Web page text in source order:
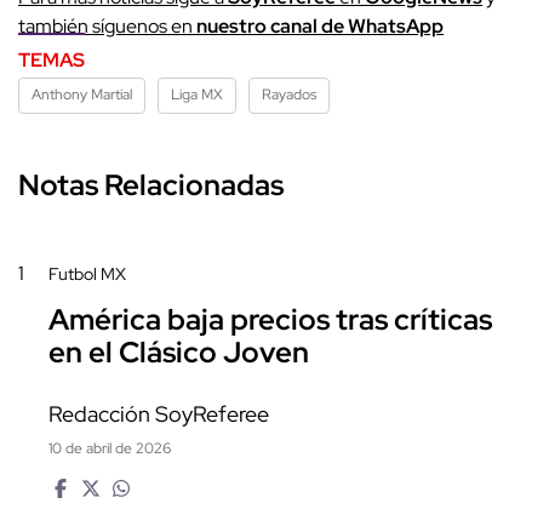
también síguenos ennuestro canal de WhatsApp
TEMAS
Anthony Martial Liga MX Rayados
Notas Relacionadas
1 Futbol MX
América baja precios tras críticas
en el Clásico Joven
Redacción SoyReferee
10 de abril de 2026